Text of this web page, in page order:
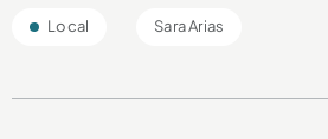
Local Sara Arias